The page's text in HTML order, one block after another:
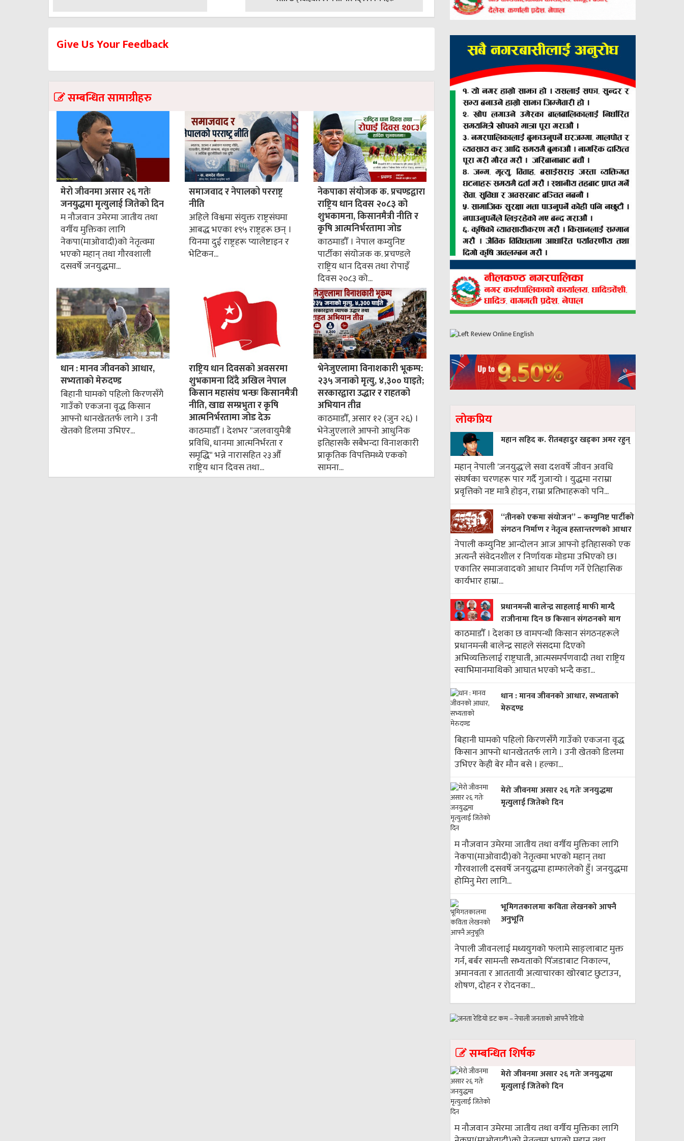
Give Us Your Feedback
सम्बन्धित सामाग्रीहरु
मेरो जीवनमा असार २६ गतेः
जनयुद्धमा मृत्युलाई जितेको दिन
म नौजवान उमेरमा जातीय तथा
वर्गीय मुक्तिका लागि
नेकपा(माओवादी)को नेतृत्वमा
भएको महान् तथा गौरवशाली
दसवर्षे जनयुद्धमा...
समाजवाद र नेपालको परराष्ट्र
नीति
अहिले विश्वमा संयुक्त राष्ट्रसंघमा
आबद्ध भएका १९५ राष्ट्रहरू छन् ।
यिनमा दुई राष्ट्रहरू प्यालेष्टाइन र
भेटिकन...
नेकपाका संयोजक क. प्रचण्डद्वारा
राष्ट्रिय धान दिवस २०८३ को
शुभकामना, किसानमैत्री नीति र
कृषि आत्मनिर्भरतामा जोड
काठमाडौँ । नेपाल कम्युनिष्ट
पार्टीका संयोजक क. प्रचण्डले
राष्ट्रिय धान दिवस तथा रोपाइँ
दिवस २०८३ को...
धान : मानव जीवनको आधार,
सभ्यताको मेरुदण्ड
बिहानी घामको पहिलो किरणसँगै
गाउँको एकजना वृद्ध किसान
आफ्नो धानखेततर्फ लागे । उनी
खेतको डिलमा उभिएर...
राष्ट्रिय धान दिवसको अवसरमा
शुभकामना दिँदै अखिल नेपाल
किसान महासंघ भन्छः किसानमैत्री
नीति, खाद्य सम्प्रभुता र कृषि
आत्मनिर्भरतामा जोड देऊ
काठमाडौँ । देशभर "जलवायुमैत्री
प्रविधि, धानमा आत्मनिर्भरता र
समृद्धि" भन्ने नारासहित २३औँ
राष्ट्रिय धान दिवस तथा...
भेनेजुएलामा विनाशकारी भूकम्प:
२३५ जनाको मृत्यु, ४,३०० घाइते;
सरकारद्वारा उद्धार र राहतको
अभियान तीव्र
काठमाडौँ, असार १२ (जुन २६) ।
भेनेजुएलाले आफ्नो आधुनिक
इतिहासकै सबैभन्दा विनाशकारी
प्राकृतिक विपत्तिमध्ये एकको
सामना...
लाेकप्रिय
महान सहिद क. रीतबहादुर खड्‌का अमर रहुन्
महान् नेपाली 'जनयुद्ध'ले सवा दशवर्षे जीवन अवधि
संघर्षका चरणहरू पार गर्दै गुजार्‍यो । युद्धमा नराम्रा
प्रवृत्तिको नष्ट मात्रै होइन, राम्रा प्रतिभाहरूको पनि...
“तीनको एकमा संयोजन” – कम्युनिष्ट पार्टीको
संगठन निर्माण र नेतृत्व हस्तान्तरणको आधार
नेपाली कम्युनिष्ट आन्दोलन आज आफ्नो इतिहासको एक
अत्यन्तै संवेदनशील र निर्णायक मोडमा उभिएको छ।
एकातिर समाजवादको आधार निर्माण गर्ने ऐतिहासिक
कार्यभार हाम्रा...
प्रधानमन्त्री बालेन्द्र साहलाई माफी माग्दै
राजीनामा दिन छ किसान संगठनको माग
काठमाडौँ । देशका छ वामपन्थी किसान संगठनहरूले
प्रधानमन्त्री बालेन्द्र साहले संसदमा दिएको
अभिव्यक्तिलाई राष्ट्रघाती, आत्मसमर्पणवादी तथा राष्ट्रिय
स्वाभिमानमाथिको आघात भएको भन्दै कडा...
धान : मानव जीवनको आधार, सभ्यताको
मेरुदण्ड
बिहानी घामको पहिलो किरणसँगै गाउँको एकजना वृद्ध
किसान आफ्नो धानखेततर्फ लागे । उनी खेतको डिलमा
उभिएर केही बेर मौन बसे । हल्का...
मेरो जीवनमा असार २६ गतेः जनयुद्धमा
मृत्युलाई जितेको दिन
म नौजवान उमेरमा जातीय तथा वर्गीय मुक्तिका लागि
नेकपा(माओवादी)को नेतृत्वमा भएको महान् तथा
गौरवशाली दसवर्षे जनयुद्धमा हाम्फालेको हुँ। जनयुद्धमा
होमिनु मेरा लागि...
भूमिगतकालमा कविता लेखनको आफ्नै
अनुभूति
नेपाली जीवनलाई मध्ययुगको फलामे साङ्लाबाट मुक्त
गर्न, बर्बर सामन्ती सभ्यताको पिँजडाबाट निकाल्न,
अमानवता र आततायी अत्याचारका खोरबाट छुटाउन,
शोषण, दोहन र रोदनका...
सम्बन्धित शिर्षक
मेरो जीवनमा असार २६ गतेः जनयुद्धमा
मृत्युलाई जितेको दिन
म नौजवान उमेरमा जातीय तथा वर्गीय मुक्तिका लागि